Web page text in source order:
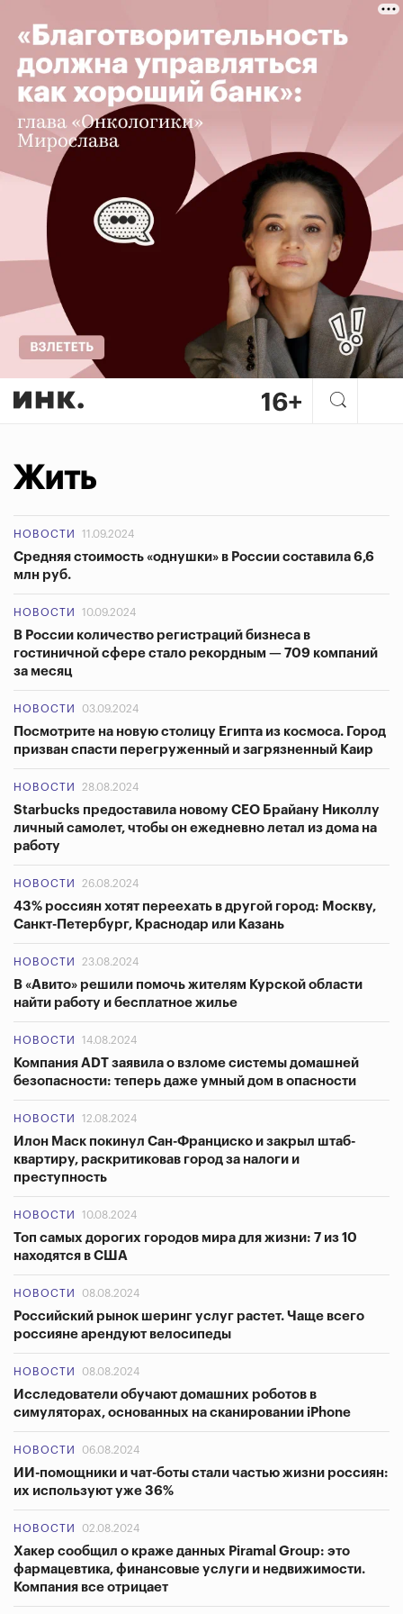
Жить
НОВОСТИ 11.09.2024
Средняя стоимость «однушки» в России составила 6,6
млн руб.
НОВОСТИ 10.09.2024
В России количество регистраций бизнеса в
гостиничной сфере стало рекордным — 709 компаний
за месяц
НОВОСТИ 03.09.2024
Посмотрите на новую столицу Египта из космоса. Город
призван спасти перегруженный и загрязненный Каир
НОВОСТИ 28.08.2024
Starbucks предоставила новому СЕО Брайану Николлу
личный самолет, чтобы он ежедневно летал из дома на
работу
НОВОСТИ 26.08.2024
43% россиян хотят переехать в другой город: Москву,
Санкт-Петербург, Краснодар или Казань
НОВОСТИ 23.08.2024
В «Авито» решили помочь жителям Курской области
найти работу и бесплатное жилье
НОВОСТИ 14.08.2024
Компания ADT заявила о взломе системы домашней
безопасности: теперь даже умный дом в опасности
НОВОСТИ 12.08.2024
Илон Маск покинул Сан-Франциско и закрыл штаб-
квартиру, раскритиковав город за налоги и
преступность
НОВОСТИ 10.08.2024
Топ самых дорогих городов мира для жизни: 7 из 10
находятся в США
НОВОСТИ 08.08.2024
Российский рынок шеринг услуг растет. Чаще всего
россияне арендуют велосипеды
НОВОСТИ 08.08.2024
Исследователи обучают домашних роботов в
симуляторах, основанных на сканировании iPhone
НОВОСТИ 06.08.2024
ИИ-помощники и чат-боты стали частью жизни россиян:
их используют уже 36%
НОВОСТИ 02.08.2024
Хакер сообщил о краже данных Piramal Group: это
фармацевтика, финансовые услуги и недвижимости.
Компания все отрицает